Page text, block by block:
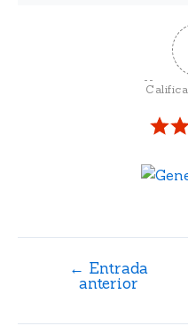
← Entrada
anterior